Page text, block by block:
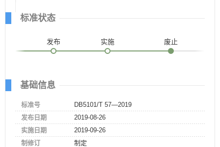
标准状态
发布 实施 废止
基础信息
标准号
DB5101/T 57—2019
发布日期
2019-08-26
实施日期
2019-09-26
制修订
制定